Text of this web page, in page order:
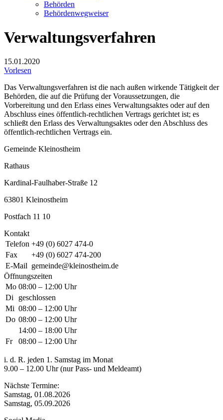
Behörden
Behördenwegweiser
Verwaltungsverfahren
15.01.2020
Vorlesen
Das Verwaltungsverfahren ist die nach außen wirkende Tätigkeit der
Behörden, die auf die Prüfung der Voraussetzungen, die
Vorbereitung und den Erlass eines Verwaltungsaktes oder auf den
Abschluss eines öffentlich-rechtlichen Vertrags gerichtet ist; es
schließt den Erlass des Verwaltungsaktes oder den Abschluss des
öffentlich-rechtlichen Vertrags ein.
Gemeinde Kleinostheim
Rathaus
Kardinal-Faulhaber-Straße 12
63801 Kleinostheim
Postfach 11 10
Kontakt
Telefon +49 (0) 6027 474-0
Fax
+49 (0) 6027 474-200
E-Mail gemeinde@kleinostheim.de
Öffnungszeiten
Mo 08:00 – 12:00 Uhr
Di
geschlossen
Mi 08:00 – 12:00 Uhr
Do 08:00 – 12:00 Uhr
14:00 – 18:00 Uhr
Fr
08:00 – 12:00 Uhr
i. d. R. jeden 1. Samstag im Monat
9.00 – 12.00 Uhr (nur Pass- und Meldeamt)
Nächste Termine:
Samstag, 01.08.2026
Samstag, 05.09.2026